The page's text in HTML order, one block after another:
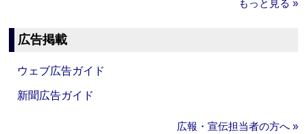
もっと見る »
広告掲載
ウェブ広告ガイド
新聞広告ガイド
広報・宣伝担当者の方へ »